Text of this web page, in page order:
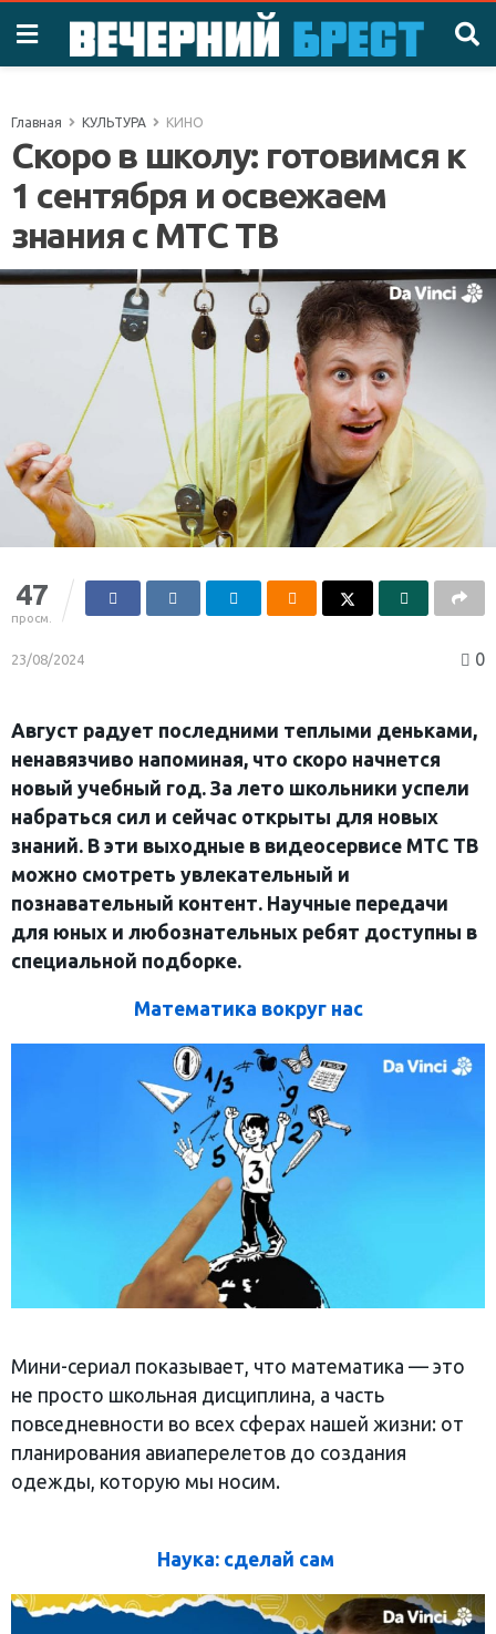
Главная КУЛЬТУРА КИНО
Скоро в школу: готовимся к
1 сентября и освежаем
знания с МТС ТВ
47
просм.
23/08/2024 0
Август радует последними теплыми деньками,
ненавязчиво напоминая, что скоро начнется
новый учебный год. За лето школьники успели
набраться сил и сейчас открыты для новых
знаний. В эти выходные в видеосервисе МТС ТВ
можно смотреть увлекательный и
познавательный контент. Научные передачи
для юных и любознательных ребят доступны в
специальной подборке.
Математика вокруг нас
Мини-сериал показывает, что математика — это
не просто школьная дисциплина, а часть
повседневности во всех сферах нашей жизни: от
планирования авиаперелетов до создания
одежды, которую мы носим.
Наука: сделай сам